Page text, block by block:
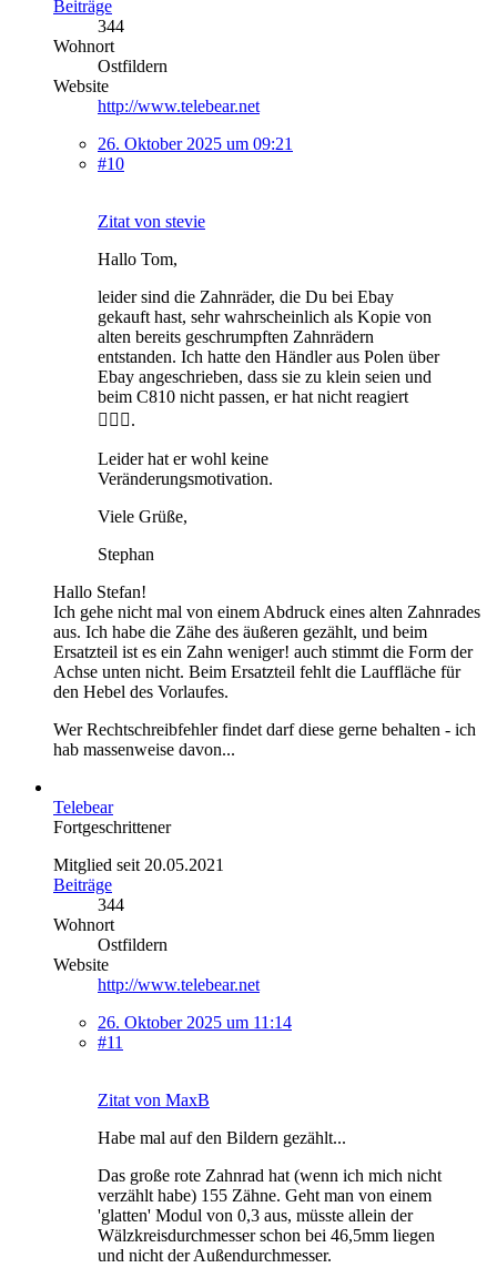
Beiträge
344
Wohnort
Ostfildern
Website
http://www.telebear.net
26. Oktober 2025 um 09:21
#10
Zitat von stevie
Hallo Tom,
leider sind die Zahnräder, die Du bei Ebay
gekauft hast, sehr wahrscheinlich als Kopie von
alten bereits geschrumpften Zahnrädern
entstanden. Ich hatte den Händler aus Polen über
Ebay angeschrieben, dass sie zu klein seien und
beim C810 nicht passen, er hat nicht reagiert
🤷🏼‍♂️.
Leider hat er wohl keine
Veränderungsmotivation.
Viele Grüße,
Stephan
Hallo Stefan!
Ich gehe nicht mal von einem Abdruck eines alten Zahnrades
aus. Ich habe die Zähe des äußeren gezählt, und beim
Ersatzteil ist es ein Zahn weniger! auch stimmt die Form der
Achse unten nicht. Beim Ersatzteil fehlt die Lauffläche für
den Hebel des Vorlaufes.
Wer Rechtschreibfehler findet darf diese gerne behalten - ich
hab massenweise davon...
Telebear
Fortgeschrittener
Mitglied seit 20.05.2021
Beiträge
344
Wohnort
Ostfildern
Website
http://www.telebear.net
26. Oktober 2025 um 11:14
#11
Zitat von MaxB
Habe mal auf den Bildern gezählt...
Das große rote Zahnrad hat (wenn ich mich nicht
verzählt habe) 155 Zähne. Geht man von einem
'glatten' Modul von 0,3 aus, müsste allein der
Wälzkreisdurchmesser schon bei 46,5mm liegen
und nicht der Außendurchmesser.